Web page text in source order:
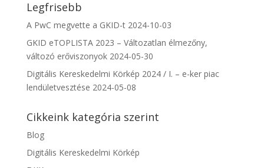
Legfrisebb
A PwC megvette a GKID-t 2024-10-03
GKID eTOPLISTA 2023 – Változatlan élmezőny,
változó erőviszonyok 2024-05-30
Digitális Kereskedelmi Körkép 2024 / I. – e-ker piac
lendületvesztése 2024-05-08
Cikkeink kategória szerint
Blog
Digitális Kereskedelmi Körkép